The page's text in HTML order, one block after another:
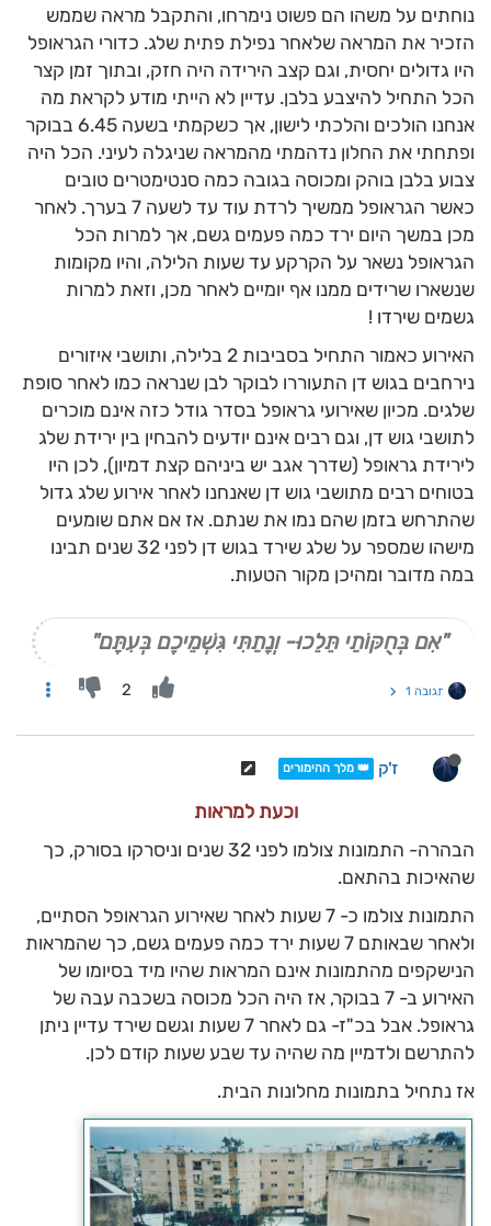
נוחתים על משהו הם פשוט נימרחו, והתקבל מראה שממש
הזכיר את המראה שלאחר נפילת פתית שלג. כדורי הגראופל
היו גדולים יחסית, וגם קצב הירידה היה חזק, ובתוך זמן קצר
הכל התחיל להיצבע בלבן. עדיין לא הייתי מודע לקראת מה
אנחנו הולכים והלכתי לישון, אך כשקמתי בשעה 6.45 בבוקר
ופתחתי את החלון נדהמתי מהמראה שניגלה לעיני. הכל היה
צבוע בלבן בוהק ומכוסה בגובה כמה סנטימטרים טובים
כאשר הגראופל ממשיך לרדת עוד עד לשעה 7 בערך. לאחר
מכן במשך היום ירד כמה פעמים גשם, אך למרות הכל
הגראופל נשאר על הקרקע עד שעות הלילה, והיו מקומות
שנשארו שרידים ממנו אף יומיים לאחר מכן, וזאת למרות
גשמים שירדו !
האירוע כאמור התחיל בסביבות 2 בלילה, ותושבי איזורים
נירחבים בגוש דן התעוררו לבוקר לבן שנראה כמו לאחר סופת
שלגים. מכיון שאירועי גראופל בסדר גודל כזה אינם מוכרים
לתושבי גוש דן, וגם רבים אינם יודעים להבחין בין ירידת שלג
לירידת גראופל (שדרך אגב יש ביניהם קצת דמיון), לכן היו
בטוחים רבים מתושבי גוש דן שאנחנו לאחר אירוע שלג גדול
שהתרחש בזמן שהם נמו את שנתם. אז אם אתם שומעים
מישהו שמספר על שלג שירד בגוש דן לפני 32 שנים תבינו
במה מדובר ומהיכן מקור הטעות.
"אִם בְּחֻקּוֹתַי תֵּלֵכוּ- וְנָתַתִּי גִּשְׁמֵיכֶם בְּעִתָּם"
תגובה 1 2
ז'ק 👑 מלך ההימורים
וכעת למראות
הבהרה- התמונות צולמו לפני 32 שנים וניסרקו בסורק, כך
שהאיכות בהתאם.
התמונות צולמו כ- 7 שעות לאחר שאירוע הגראופל הסתיים,
ולאחר שבאותם 7 שעות ירד כמה פעמים גשם, כך שהמראות
הנישקפים מהתמונות אינם המראות שהיו מיד בסיומו של
האירוע ב- 7 בבוקר, אז היה הכל מכוסה בשכבה עבה של
גראופל. אבל בכ"ז- גם לאחר 7 שעות וגשם שירד עדיין ניתן
להתרשם ולדמיין מה שהיה עד שבע שעות קודם לכן.
אז נתחיל בתמונות מחלונות הבית.